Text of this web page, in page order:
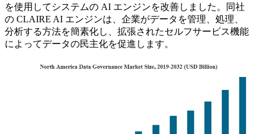
を使用してシステムの AI エンジンを改善しました。同社
の CLAIRE AI エンジンは、企業がデータを管理、処理、
分析する方法を簡素化し、拡張されたセルフサービス機能
によってデータの民主化を促進します。